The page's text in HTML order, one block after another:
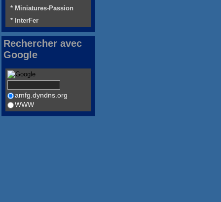
* Miniatures-Passion
* InterFer
Rechercher avec
Google
amfg.dyndns.org
WWW